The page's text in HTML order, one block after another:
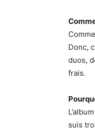
Donc,
duos,
frais.
suis